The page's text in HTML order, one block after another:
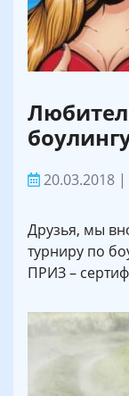
20.03.2018 |
Друзья, мы
турниру по
ПРИЗ –